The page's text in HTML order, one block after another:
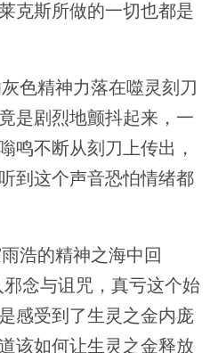
克斯所做的一切也都是
色精神力落在噬灵刻刀
是剧烈地颤抖起来，一
鸣不断从刻刀上传出，
到这个声音恐怕情绪都
浩的精神之海中回
念与诅咒，真亏这个始
感受到了生灵之金内庞
该如何让生灵之金释放